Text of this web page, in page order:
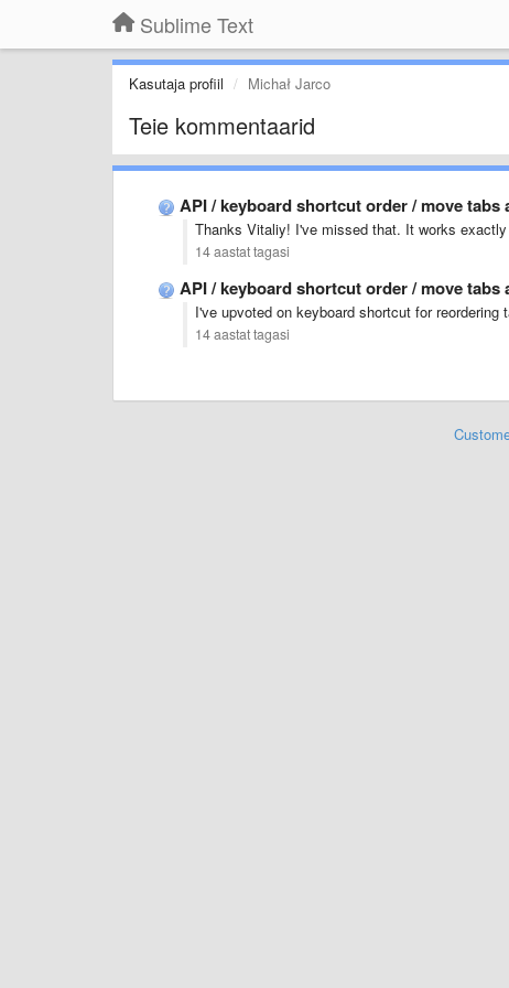
Sublime Text
Kasutaja profiil Michał Jarco
Teie kommentaarid
API / keyboard shortcut order / move tabs
Thanks Vitaliy! I've missed that. It works
14 aastat tagasi
API / keyboard shortcut order / move tabs
I've upvoted on keyboard shortcut for
14 aastat tagasi